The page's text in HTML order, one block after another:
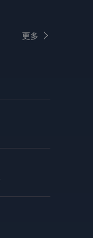
更多